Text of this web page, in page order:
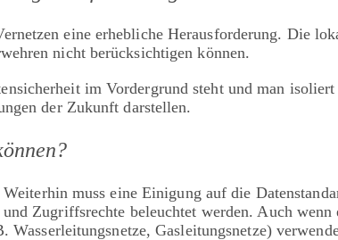
eine erhebliche Herausforderung. Die
nicht berücksichtigen können.
im Vordergrund steht und man
der Zukunft darstellen.
muss eine Einigung auf die
Zugriffsrechte beleuchtet werden. Auch
Gasleitungsnetze)